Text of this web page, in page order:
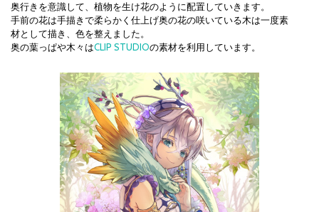
奥行きを意識して、植物を生け花のように配置していきます。
手前の花は手描きで柔らかく仕上げ奥の花の咲いている木は一度素
材として描き、色を整えました。
奥の葉っぱや木々はCLIP STUDIOの素材を利用しています。